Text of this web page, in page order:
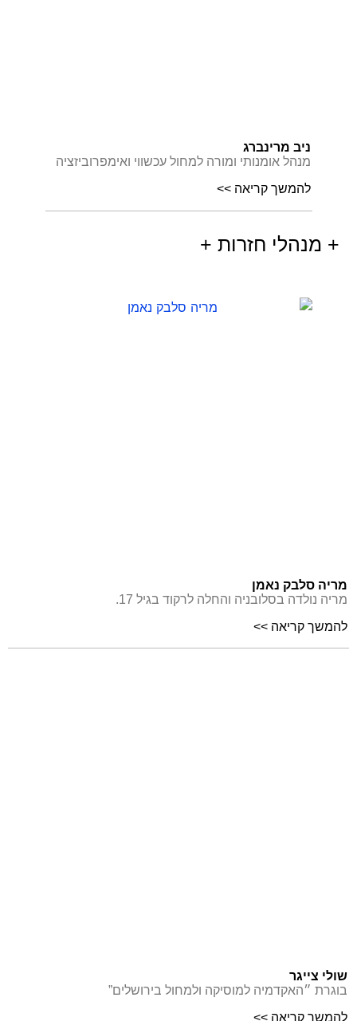
ניב מרינברג
מנהל אומנותי ומורה למחול עכשווי ואימפרוביזציה
להמשך קריאה >>
+ מנהלי חזרות +
מריה סלבק נאמן
מריה נולדה בסלובניה והחלה לרקוד בגיל 17.
להמשך קריאה >>
שולי צייגר
בוגרת ״האקדמיה למוסיקה ולמחול בירושלים”
להמשך קריאה >>